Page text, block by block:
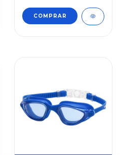
COMPRAR